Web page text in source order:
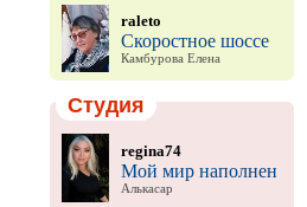
raleto
Скоростное шоссе
Камбурова Елена
Студия
regina74
Мой мир наполнен
Алькасар